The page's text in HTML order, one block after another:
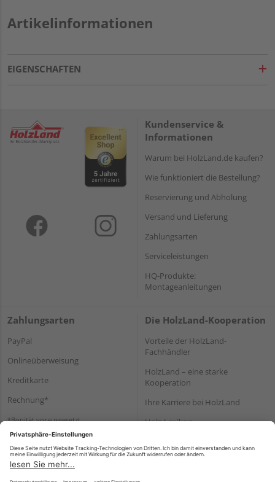
Artikelinformationen
EIGENSCHAFTEN
Kundenservice &
Informationen
Warum bei HolzLand.de kaufen?
Wie funktioniert die Bestellung?
Reservierung und Abholung
Versand und Lieferung
Zahlungsarten
Serviceleistungen
HQ-Produkte:
Montageanleitungen
Zahlungsarten
PayPal
Onlineüberweisung
Kreditkarte
Rechnung*
*Bonität vorausgesetzt
Die HolzLand-Kooperation
Vorteile der HolzLand-
Fachhändler
HolzLand – eine starke
Kooperation
Ihre Karriere bei HolzLand
Holz-Lexikon